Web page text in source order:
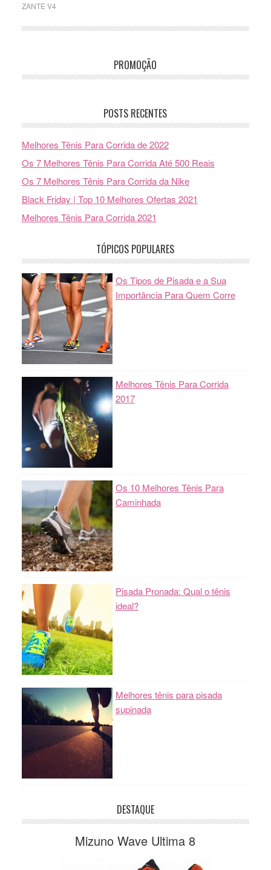
ZANTE V4
PROMOÇÃO
POSTS RECENTES
Melhores Tênis Para Corrida de 2022
Os 7 Melhores Tênis Para Corrida Até 500 Reais
Os 7 Melhores Tênis Para Corrida da Nike
Black Friday | Top 10 Melhores Ofertas 2021
Melhores Tênis Para Corrida 2021
TÓPICOS POPULARES
Os Tipos de Pisada e a Sua
Importância Para Quem Corre
Melhores Tênis Para Corrida
2017
Os 10 Melhores Tênis Para
Caminhada
Pisada Pronada: Qual o tênis
ideal?
Melhores tênis para pisada
supinada
DESTAQUE
Mizuno Wave Ultima 8